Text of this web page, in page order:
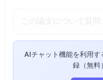
AIチャット機能を利用
録（無料